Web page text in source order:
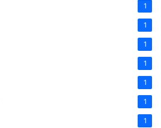
1
1
1
1
1
1
1